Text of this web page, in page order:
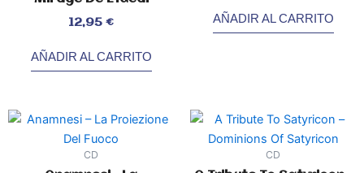
12,95 €
AÑADIR AL CARRITO
AÑADIR AL CARRITO
CD CD